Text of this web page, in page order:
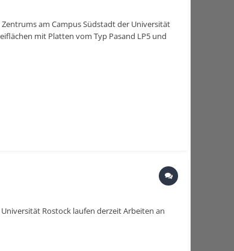
am Campus Südstadt der Universität
mit Platten vom Typ Pasand LP5 und
Rostock laufen derzeit Arbeiten an